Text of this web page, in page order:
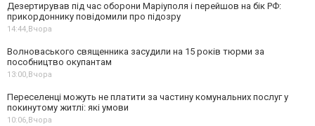
Дезертирував під час оборони Маріуполя і перейшов на бік РФ:
прикордоннику повідомили про підозру
14:44,Вчора
Волноваського священника засудили на 15 років тюрми за
пособництво окупантам
13:00,Вчора
Переселенці можуть не платити за частину комунальних послуг у
покинутому житлі: які умови
10:06,Вчора